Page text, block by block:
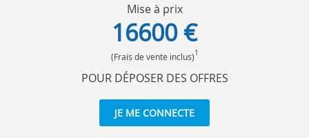
Mise à prix
16600 €
(Frais de vente inclus)1
POUR DÉPOSER DES OFFRES
JE ME CONNECTE